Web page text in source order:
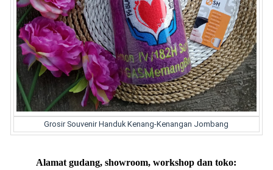
Grosir Souvenir Handuk Kenang-Kenangan Jombang
Alamat gudang, showroom, workshop dan toko: